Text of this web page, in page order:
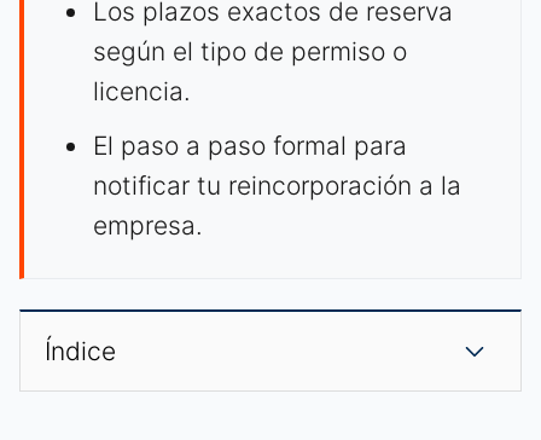
Los plazos exactos de reserva
según el tipo de permiso o
licencia.
El paso a paso formal para
notificar tu reincorporación a la
empresa.
Índice